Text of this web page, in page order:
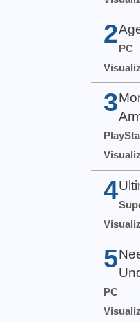
2
PC
3
4
5
PC